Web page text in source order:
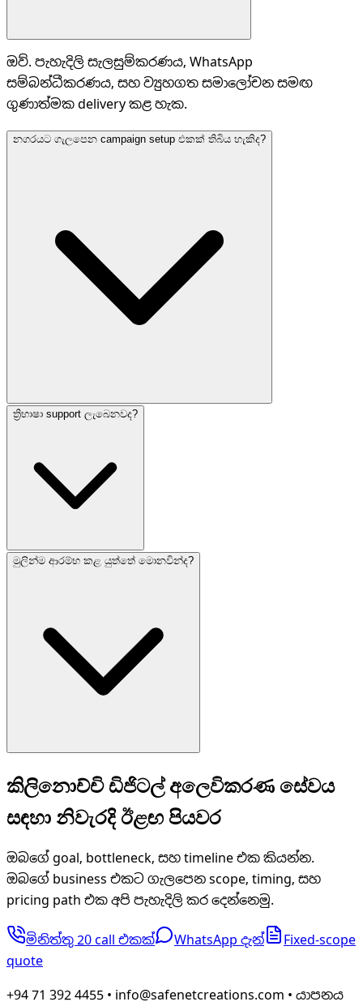
ඔව්. පැහැදිලි සැලසුම්කරණය, WhatsApp
සම්බන්ධීකරණය, සහ ව්‍යුහගත සමාලෝචන සමඟ
ගුණාත්මක delivery කළ හැක.
නගරයට ගැලපෙන campaign setup එකක් තිබිය හැකිද?
ඔව්. local messaging, geo-targeting, සහ නගරයට
ත්‍රිභාෂා support ලැබෙනවද?
ඔව්. audience mix අනුව language priority එක සැලසුම්
මුලින්ම ආරම්භ කළ යුත්තේ මොනවින්ද?
ඔබේ ප්‍රධාන growth bottleneck එක අනුව website,
කිලිනොච්චි ඩිජිටල් අලෙවිකරණ සේවය
සඳහා නිවැරදි ඊළඟ පියවර
ඔබගේ goal, bottleneck, සහ timeline එක කියන්න.
ඔබගේ business එකට ගැලපෙන scope, timing, සහ
pricing path එක අපි පැහැදිලි කර දෙන්නෙමු.
මිනිත්තු 20 call එකක් WhatsApp දැන්
Fixed-scope
quote
+94 71 392 4455 • info@safenetcreations.com • යාපනය